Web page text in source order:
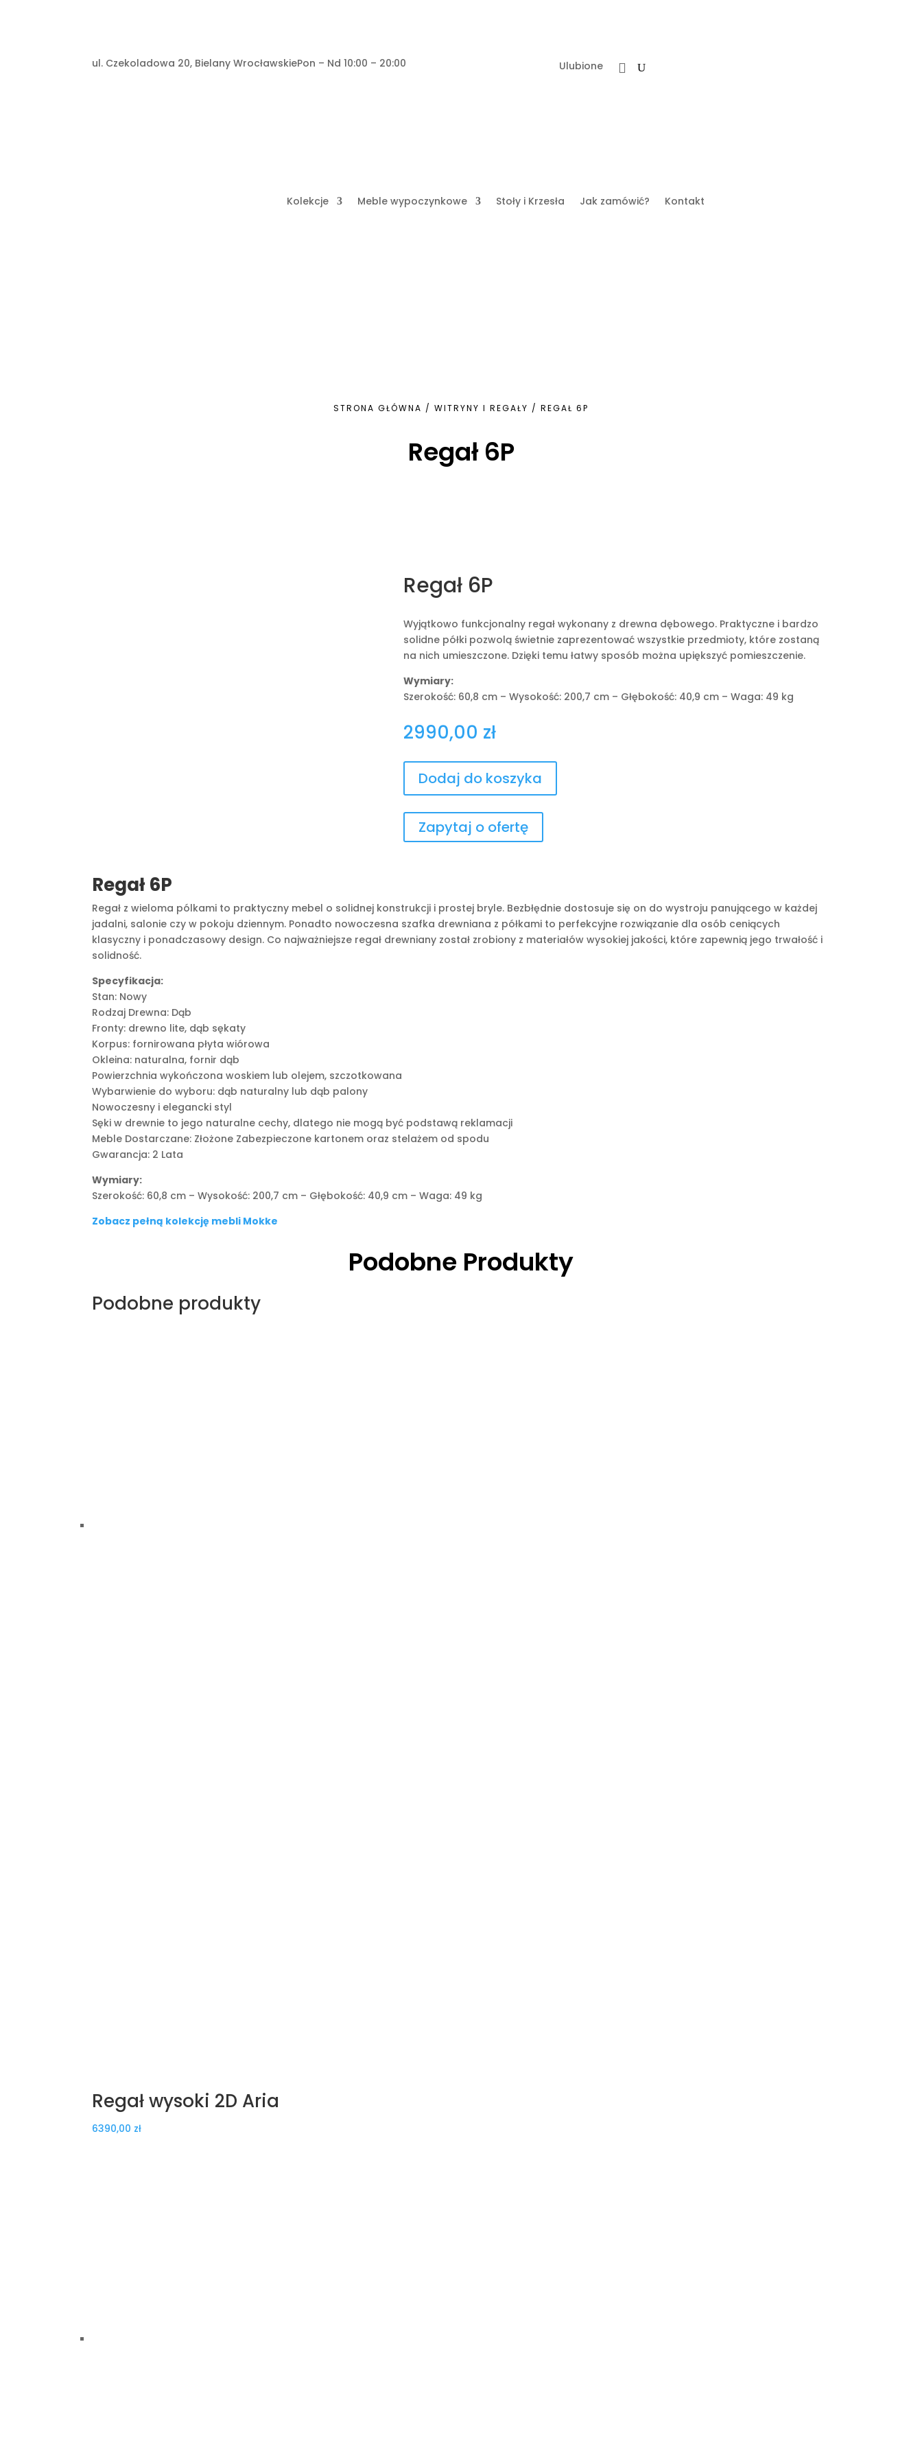
ul. Czekoladowa 20, Bielany WrocławskiePon – Nd 10:00 – 20:00 Ulubione
Kolekcje Meble wypoczynkowe Stoły i Krzesła Jak zamówić? Kontakt
STRONA GŁÓWNA / WITRYNY I REGAŁY / REGAŁ 6P
Regał 6P
Regał 6P
Wyjątkowo funkcjonalny regał wykonany z drewna dębowego. Praktyczne i bardzo
solidne półki pozwolą świetnie zaprezentować wszystkie przedmioty, które zostaną
na nich umieszczone. Dzięki temu łatwy sposób można upiększyć pomieszczenie.
Wymiary:
Szerokość: 60,8 cm – Wysokość: 200,7 cm – Głębokość: 40,9 cm – Waga: 49 kg
2990,00 zł
Dodaj do koszyka
Zapytaj o ofertę
Regał 6P
Regał z wieloma pólkami to praktyczny mebel o solidnej konstrukcji i prostej bryle. Bezbłędnie dostosuje się on do wystroju panującego w każdej
jadalni, salonie czy w pokoju dziennym. Ponadto nowoczesna szafka drewniana z półkami to perfekcyjne rozwiązanie dla osób ceniących
klasyczny i ponadczasowy design. Co najważniejsze regał drewniany został zrobiony z materiałów wysokiej jakości, które zapewnią jego trwałość i
solidność.
Specyfikacja:
Stan: Nowy
Rodzaj Drewna: Dąb
Fronty: drewno lite, dąb sękaty
Korpus: fornirowana płyta wiórowa
Okleina: naturalna, fornir dąb
Powierzchnia wykończona woskiem lub olejem, szczotkowana
Wybarwienie do wyboru: dąb naturalny lub dąb palony
Nowoczesny i elegancki styl
Sęki w drewnie to jego naturalne cechy, dlatego nie mogą być podstawą reklamacji
Meble Dostarczane: Złożone Zabezpieczone kartonem oraz stelażem od spodu
Gwarancja: 2 Lata
Wymiary:
Szerokość: 60,8 cm – Wysokość: 200,7 cm – Głębokość: 40,9 cm – Waga: 49 kg
Zobacz pełną kolekcję mebli Mokke
Podobne Produkty
Podobne produkty
Regał wysoki 2D Aria
6390,00 zł